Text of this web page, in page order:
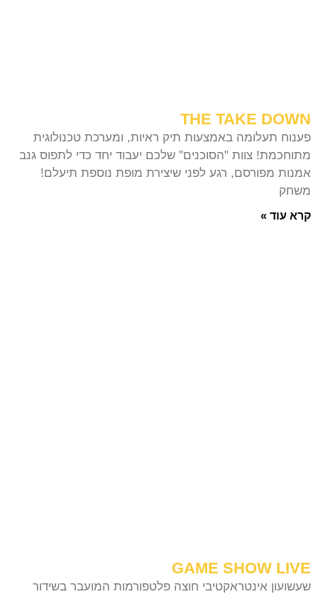
THE TAKE DOWN
פענוח תעלומה באמצעות תיק ראיות, ומערכת טכנולוגית
מתוחכמת! צוות "הסוכנים" שלכם יעבוד יחד כדי לתפוס גנב
אמנות מפורסם, רגע לפני שיצירת מופת נוספת תיעלם!
משחק
קרא עוד »
GAME SHOW LIVE
שעשועון אינטראקטיבי חוצה פלטפורמות המועבר בשידור